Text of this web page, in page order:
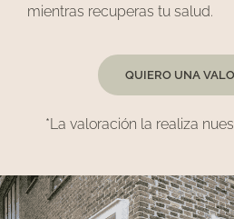
mientras recuperas tu salud.
QUIERO UNA
*La valoración la realiza